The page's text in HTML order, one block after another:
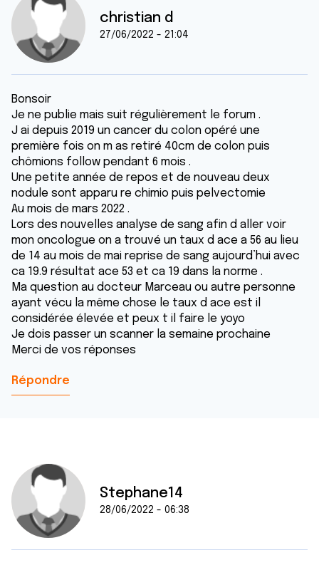
christian d
27/06/2022 - 21:04
Bonsoir
Je ne publie mais suit régulièrement le forum .
J ai depuis 2019 un cancer du colon opéré une
première fois on m as retiré 40cm de colon puis
chômions follow pendant 6 mois .
Une petite année de repos et de nouveau deux
nodule sont apparu re chimio puis pelvectomie
Au mois de mars 2022 .
Lors des nouvelles analyse de sang afin d aller voir
mon oncologue on a trouvé un taux d ace a 56 au lieu
de 14 au mois de mai reprise de sang aujourd’hui avec
ca 19.9 résultat ace 53 et ca 19 dans la norme .
Ma question au docteur Marceau ou autre personne
ayant vécu la même chose le taux d ace est il
considérée élevée et peux t il faire le yoyo
Je dois passer un scanner la semaine prochaine
Merci de vos réponses
Répondre
Stephane14
28/06/2022 - 06:38